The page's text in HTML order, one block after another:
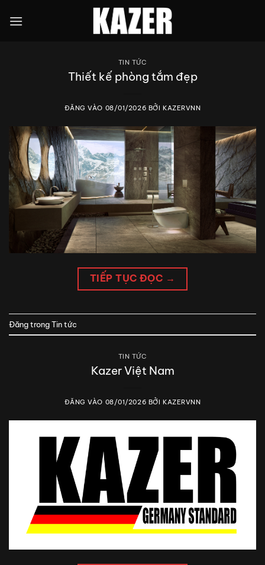
qua
TIN TỨC
Thiết kế phòng tắm đẹp
ĐĂNG VÀO 08/01/2026 BỞI KAZERVNN
TIẾP TỤC ĐỌC →
Đăng trongTin tức
TIN TỨC
Kazer Việt Nam
ĐĂNG VÀO 08/01/2026 BỞI KAZERVNN